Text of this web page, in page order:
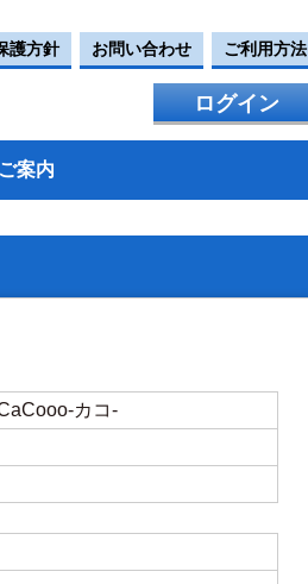
護方針 お問い合わせ ご利用方法
ログイン
ご案内
カコ-